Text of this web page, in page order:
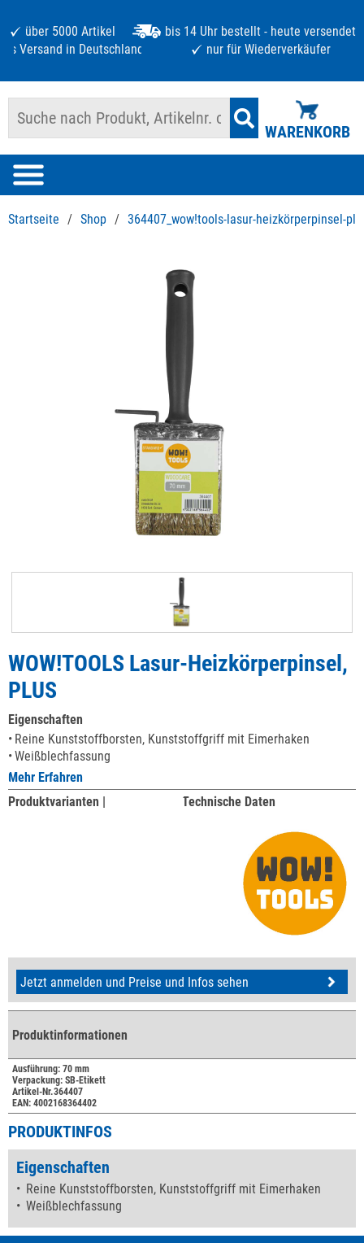
über 5000 Artikel
bis 14 Uhr bestellt - heute versendet
Versand in Deutschland ab 125 €
nur für Wiederverkäufer
WARENKORB
Startseite / Shop / 364407_wow!tools-lasur-heizkörperpinsel-
WOW!TOOLS Lasur-Heizkörperpinsel,
PLUS
Eigenschaften
Reine Kunststoffborsten, Kunststoffgriff mit Eimerhaken
Weißblechfassung
Mehr Erfahren
Produktvarianten |
Technische Daten
Jetzt anmelden und Preise und Infos sehen
Produktinformationen
Ausführung: 70 mm
Verpackung: SB-Etikett
Artikel-Nr.364407
EAN: 4002168364402
PRODUKTINFOS
Eigenschaften
Reine Kunststoffborsten, Kunststoffgriff mit Eimerhaken
Weißblechfassung